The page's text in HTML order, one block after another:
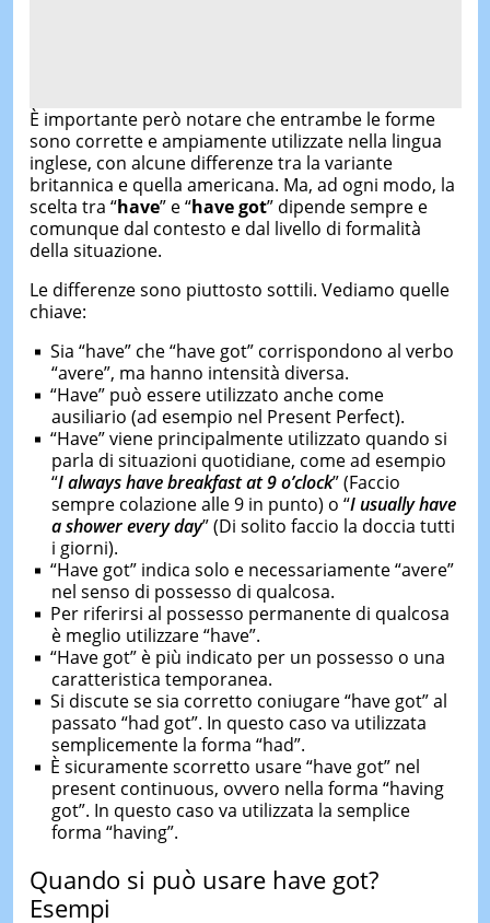
È importante però notare che entrambe le forme
sono corrette e ampiamente utilizzate nella lingua
inglese, con alcune differenze tra la variante
britannica e quella americana. Ma, ad ogni modo, la
scelta tra “have” e “have got” dipende sempre e
comunque dal contesto e dal livello di formalità
della situazione.
Le differenze sono piuttosto sottili. Vediamo quelle
chiave:
Sia “have” che “have got” corrispondono al verbo
“avere”, ma hanno intensità diversa.
“Have” può essere utilizzato anche come
ausiliario (ad esempio nel Present Perfect).
“Have” viene principalmente utilizzato quando si
parla di situazioni quotidiane, come ad esempio
“I always have breakfast at 9 o’clock” (Faccio
sempre colazione alle 9 in punto) o “I usually have
a shower every day” (Di solito faccio la doccia tutti
i giorni).
“Have got” indica solo e necessariamente “avere”
nel senso di possesso di qualcosa.
Per riferirsi al possesso permanente di qualcosa
è meglio utilizzare “have”.
“Have got” è più indicato per un possesso o una
caratteristica temporanea.
Si discute se sia corretto coniugare “have got” al
passato “had got”. In questo caso va utilizzata
semplicemente la forma “had”.
È sicuramente scorretto usare “have got” nel
present continuous, ovvero nella forma “having
got”. In questo caso va utilizzata la semplice
forma “having”.
Quando si può usare have got?
Esempi